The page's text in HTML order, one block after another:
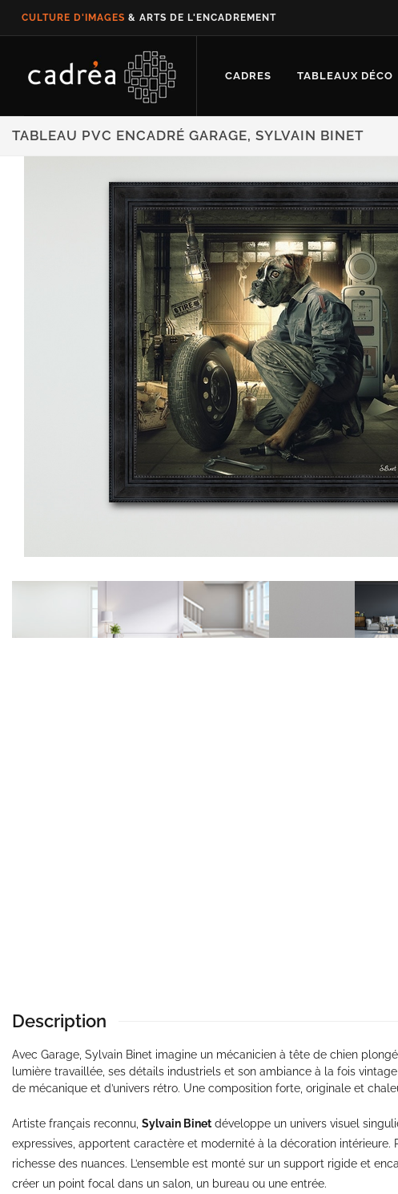
CULTURE D'IMAGES & ARTS DE L'ENCADREMENT
CADRES TABLEAUX DÉCO
TABLEAU PVC ENCADRÉ GARAGE, SYLVAIN BINET
Description
Avec Garage, Sylvain Binet imagine un mécanicien à tête de chien
lumière travaillée, ses détails industriels et son ambiance à la fois
de mécanique et d’univers rétro. Une composition forte, originale et
Artiste français reconnu, Sylvain Binet développe un univers visuel
expressives, apportent caractère et modernité à la décoration
richesse des nuances. L’ensemble est monté sur un support rigide et
créer un point focal dans un salon, un bureau ou une entrée.